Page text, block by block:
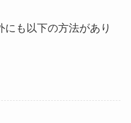
も以下の方法があり